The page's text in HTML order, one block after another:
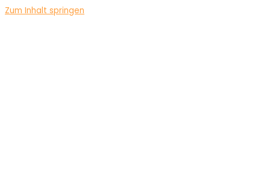
Zum Inhalt springen